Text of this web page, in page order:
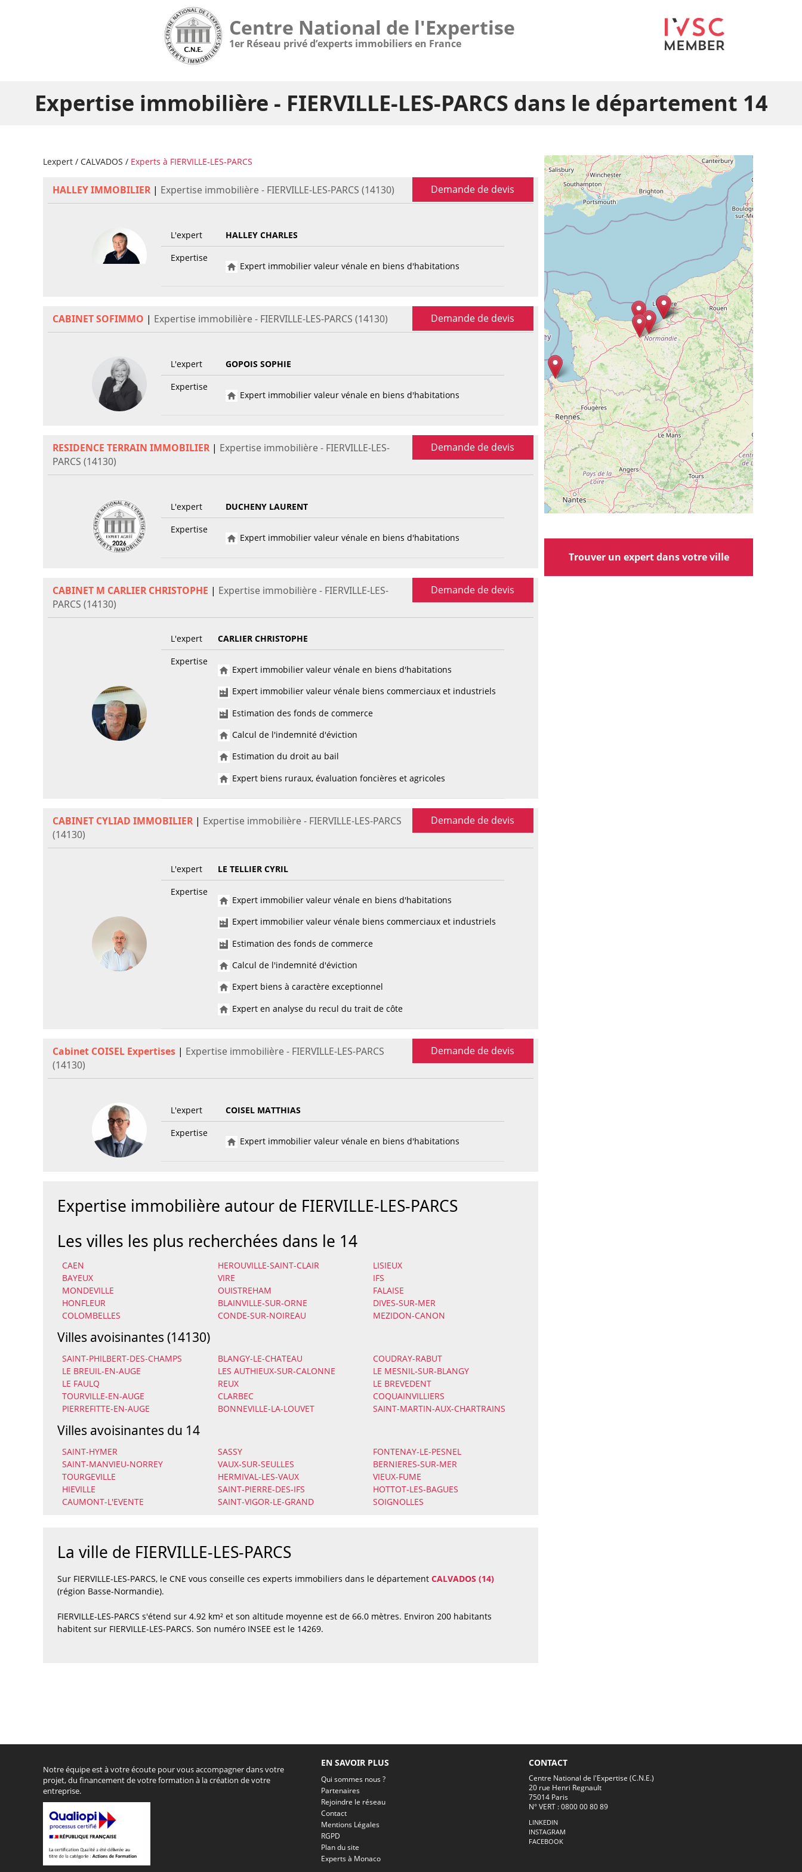
Centre National de l'Expertise
1er Réseau privé d’experts immobiliers en France
Expertise immobilière - FIERVILLE-LES-PARCS dans le département 14
Lexpert / CALVADOS / Experts à FIERVILLE-LES-PARCS
HALLEY IMMOBILIER | Expertise immobilière - FIERVILLE-LES-PARCS (14130) Demande de devis
L'expert
HALLEY CHARLES
Expertise
Expert immobilier valeur vénale en biens d'habitations
CABINET SOFIMMO | Expertise immobilière - FIERVILLE-LES-PARCS (14130) Demande de devis
L'expert
GOPOIS SOPHIE
Expertise
Expert immobilier valeur vénale en biens d'habitations
RESIDENCE TERRAIN IMMOBILIER | Expertise immobilière - FIERVILLE-LES-
PARCS (14130)
Demande de devis
L'expert
DUCHENY LAURENT
Expertise
Expert immobilier valeur vénale en biens d'habitations
CABINET M CARLIER CHRISTOPHE | Expertise immobilière - FIERVILLE-LES-
PARCS (14130)
Demande de devis
L'expert
CARLIER CHRISTOPHE
Expertise
Expert immobilier valeur vénale en biens d'habitations
Expert immobilier valeur vénale biens commerciaux et industriels
Estimation des fonds de commerce
Calcul de l'indemnité d'éviction
Estimation du droit au bail
Expert biens ruraux, évaluation foncières et agricoles
CABINET CYLIAD IMMOBILIER | Expertise immobilière - FIERVILLE-LES-PARCS
(14130)
Demande de devis
L'expert
LE TELLIER CYRIL
Expertise
Expert immobilier valeur vénale en biens d'habitations
Expert immobilier valeur vénale biens commerciaux et industriels
Estimation des fonds de commerce
Calcul de l'indemnité d'éviction
Expert biens à caractère exceptionnel
Expert en analyse du recul du trait de côte
Cabinet COISEL Expertises | Expertise immobilière - FIERVILLE-LES-PARCS
(14130)
Demande de devis
L'expert
COISEL MATTHIAS
Expertise
Expert immobilier valeur vénale en biens d'habitations
Expertise immobilière autour de FIERVILLE-LES-PARCS
Les villes les plus recherchées dans le 14
CAEN HEROUVILLE-SAINT-CLAIR
LISIEUX
BAYEUX
VIRE
IFS
MONDEVILLE
OUISTREHAM
FALAISE
HONFLEUR
BLAINVILLE-SUR-ORNE
DIVES-SUR-MER
COLOMBELLES
CONDE-SUR-NOIREAU MEZIDON-CANON
Villes avoisinantes (14130)
SAINT-PHILBERT-DES-CHAMPS BLANGY-LE-CHATEAU
COUDRAY-RABUT
LE BREUIL-EN-AUGE
LES AUTHIEUX-SUR-CALONNE
LE MESNIL-SUR-BLANGY
LE FAULQ
REUX
LE BREVEDENT
TOURVILLE-EN-AUGE
CLARBEC
COQUAINVILLIERS
PIERREFITTE-EN-AUGE
BONNEVILLE-LA-LOUVET SAINT-MARTIN-AUX-CHARTRAINS
Villes avoisinantes du 14
SAINT-HYMER SASSY
FONTENAY-LE-PESNEL
SAINT-MANVIEU-NORREY
VAUX-SUR-SEULLES
BERNIERES-SUR-MER
TOURGEVILLE
HERMIVAL-LES-VAUX
VIEUX-FUME
HIEVILLE
SAINT-PIERRE-DES-IFS
HOTTOT-LES-BAGUES
CAUMONT-L'EVENTE
SAINT-VIGOR-LE-GRAND SOIGNOLLES
La ville de FIERVILLE-LES-PARCS
Sur FIERVILLE-LES-PARCS, le CNE vous conseille ces experts immobiliers dans le département CALVADOS (14)
(région Basse-Normandie).
FIERVILLE-LES-PARCS s'étend sur 4.92 km² et son altitude moyenne est de 66.0 mètres. Environ 200 habitants
habitent sur FIERVILLE-LES-PARCS. Son numéro INSEE est le 14269.
Trouver un expert dans votre ville
Notre équipe est à votre écoute pour vous accompagner dans votre
projet, du financement de votre formation à la création de votre
entreprise.
EN SAVOIR PLUS
Qui sommes nous ?
Partenaires
Rejoindre le réseau
Contact
Mentions Légales
RGPD
Plan du site
Experts à Monaco
CONTACT
Centre National de l'Expertise (C.N.E.)
20 rue Henri Regnault
75014 Paris
N° VERT : 0800 00 80 89
LINKEDIN
INSTAGRAM
FACEBOOK